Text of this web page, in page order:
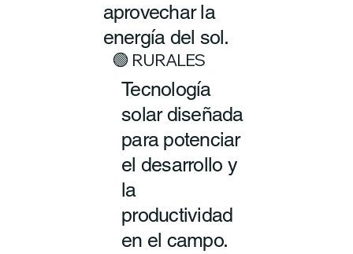
aprovechar la
energía del sol.
🟢 RURALES
Tecnología
solar diseñada
para potenciar
el desarrollo y
la
productividad
en el campo.